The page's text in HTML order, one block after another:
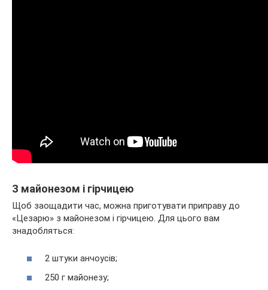
З майонезом і гірчицею
Щоб заощадити час, можна приготувати приправу до
«Цезарю» з майонезом і гірчицею. Для цього вам
знадобляться:
2 штуки анчоусів;
250 г майонезу;